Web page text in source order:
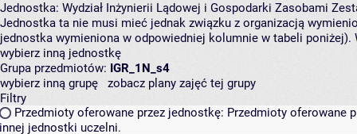
Jednostka: Wydział Inżynierii Lądowej i Gospodarki Zasobami
Jednostka ta nie musi mieć jednak związku z organizacją
jednostka wymieniona w odpowiedniej kolumnie w tabeli
wybierz inną jednostkę
Grupa przedmiotów: IGR_1N_s4
wybierz inną grupę
zobacz plany zajęć tej grupy
Filtry
Przedmioty oferowane przez jednostkę: Przedmioty oferowane
innej jednostki uczelni.